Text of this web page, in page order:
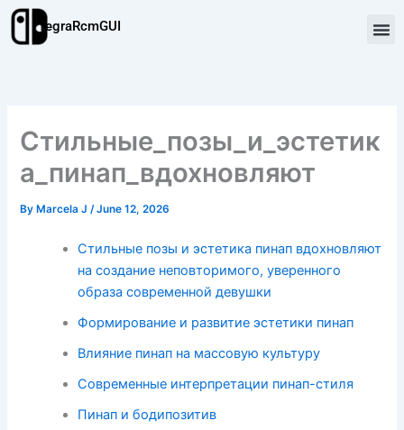
Skip
to
TegraRcmGUI
Стильные_позы_и_эстетик
а_пинап_вдохновляют
By Marcela J/June 12, 2026
Стильные позы и эстетика пинап вдохновляют
на создание неповторимого, уверенного
образа современной девушки
Формирование и развитие эстетики пинап
Влияние пинап на массовую культуру
Современные интерпретации пинап-стиля
Пинап и бодипозитив